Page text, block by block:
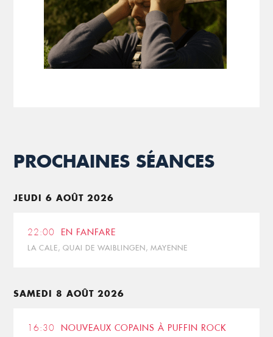
PROCHAINES SÉANCES
JEUDI 6 AOÛT 2026
22:00 EN FANFARE
LA CALE, QUAI DE WAIBLINGEN, MAYENNE
SAMEDI 8 AOÛT 2026
16:30 NOUVEAUX COPAINS À PUFFIN ROCK